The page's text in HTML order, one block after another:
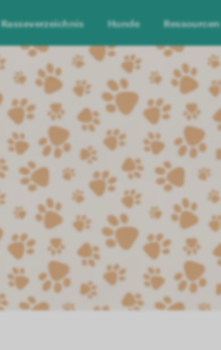
Rasseverzeichnis Hunde Ressourcen